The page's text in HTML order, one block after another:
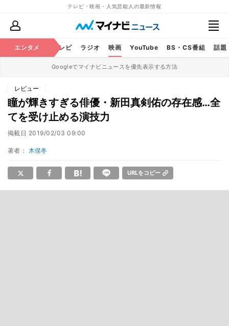
テレビ・映画・人気芸能人の最新情報
エンタメ
芸能 テレビ ラジオ 映画 YouTube BS・CS番組 話題
Googleでマイナビニュースを優先表示する方法
レビュー
瞳が輝きすぎる俳優・新田真剣佑の存在感…全
てを受け止める演技力
掲載日 2019/02/03 09:00
著者： 木俣冬
URLをコピー